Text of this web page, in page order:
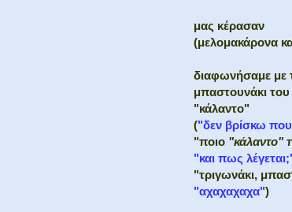
μας κέρασαν
(μελομακάρονα
διαφωνήσαμε με
μπαστουνάκι
"κάλαντο"
("δεν βρίσκω
"ποιο "κάλαντο"
"και πως
"τριγωνάκι,
"αχαχαχαχα")